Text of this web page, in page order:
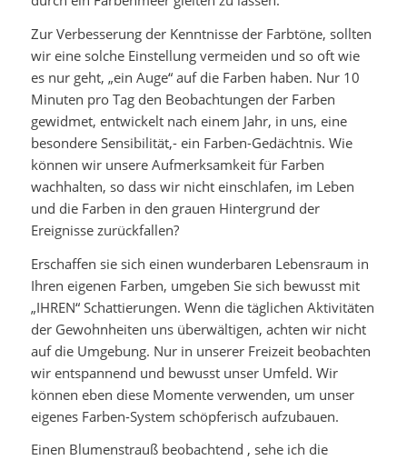
Zur Verbesserung der Kenntnisse der Farbtöne, sollten
wir eine solche Einstellung vermeiden und so oft wie
es nur geht, „ein Auge“ auf die Farben haben. Nur 10
Minuten pro Tag den Beobachtungen der Farben
gewidmet, entwickelt nach einem Jahr, in uns, eine
besondere Sensibilität,- ein Farben-Gedächtnis. Wie
können wir unsere Aufmerksamkeit für Farben
wachhalten, so dass wir nicht einschlafen, im Leben
und die Farben in den grauen Hintergrund der
Ereignisse zurückfallen?
Erschaffen sie sich einen wunderbaren Lebensraum in
Ihren eigenen Farben, umgeben Sie sich bewusst mit
„IHREN“ Schattierungen. Wenn die täglichen Aktivitäten
der Gewohnheiten uns überwältigen, achten wir nicht
auf die Umgebung. Nur in unserer Freizeit beobachten
wir entspannend und bewusst unser Umfeld. Wir
können eben diese Momente verwenden, um unser
eigenes Farben-System schöpferisch aufzubauen.
Einen Blumenstrauß beobachtend , sehe ich die